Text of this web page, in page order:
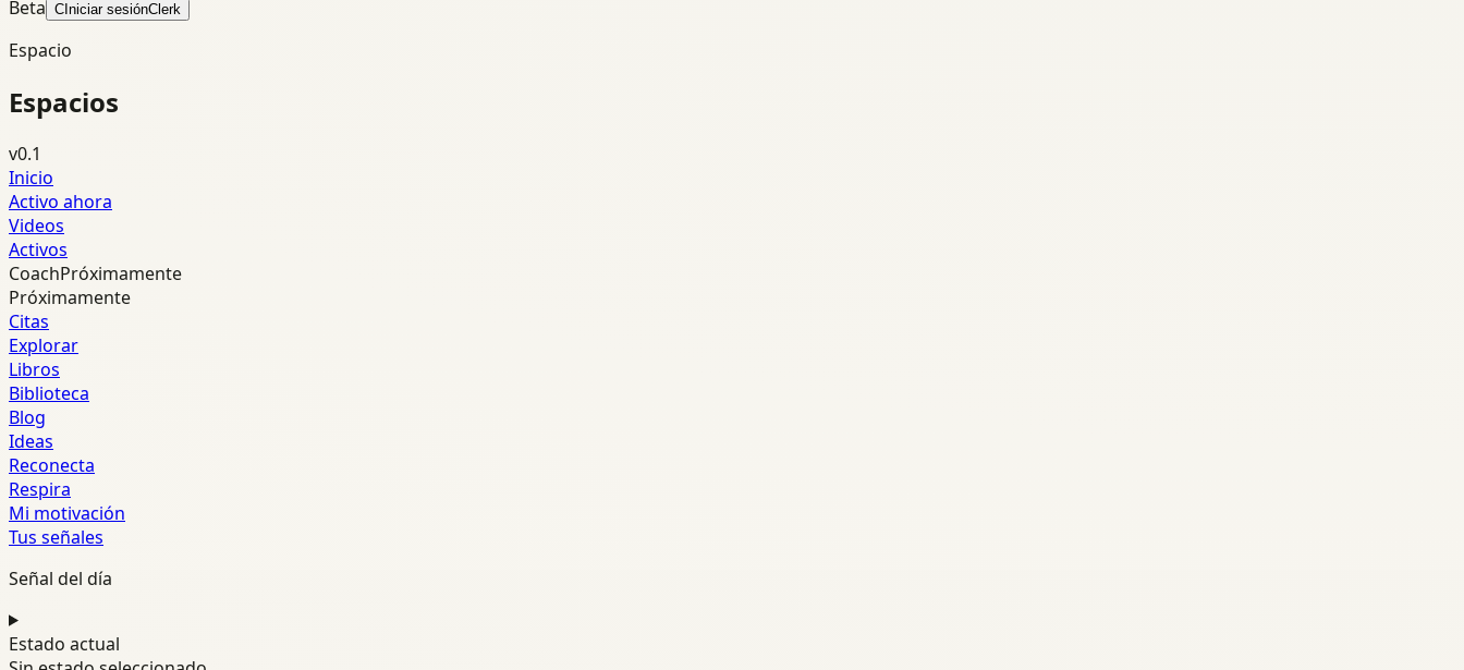
Beta C Iniciar sesiónClerk
Espacio
Espacios
v0.1
Inicio
Activo ahora
Videos
Activos
CoachPróximamente
Próximamente
Citas
Explorar
Libros
Biblioteca
Blog
Ideas
Reconecta
Respira
Mi motivación
Tus señales
Señal del día
Estado actual